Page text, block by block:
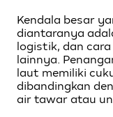
Kendala besar
diantaranya
logistik, dan
lainnya.
laut memiliki
dibandingkan
air tawar atau